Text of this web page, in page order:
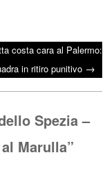
costa cara al Palermo:
in ritiro punitivo →
Spezia –
Marulla”